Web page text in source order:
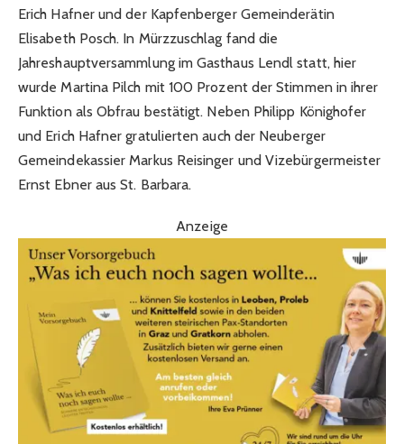
Erich Hafner und der Kapfenberger Gemeinderätin
Elisabeth Posch. In Mürzzuschlag fand die
Jahreshauptversammlung im Gasthaus Lendl statt, hier
wurde Martina Pilch mit 100 Prozent der Stimmen in ihrer
Funktion als Obfrau bestätigt. Neben Philipp Könighofer
und Erich Hafner gratulierten auch der Neuberger
Gemeindekassier Markus Reisinger und Vizebürgermeister
Ernst Ebner aus St. Barbara.
Anzeige